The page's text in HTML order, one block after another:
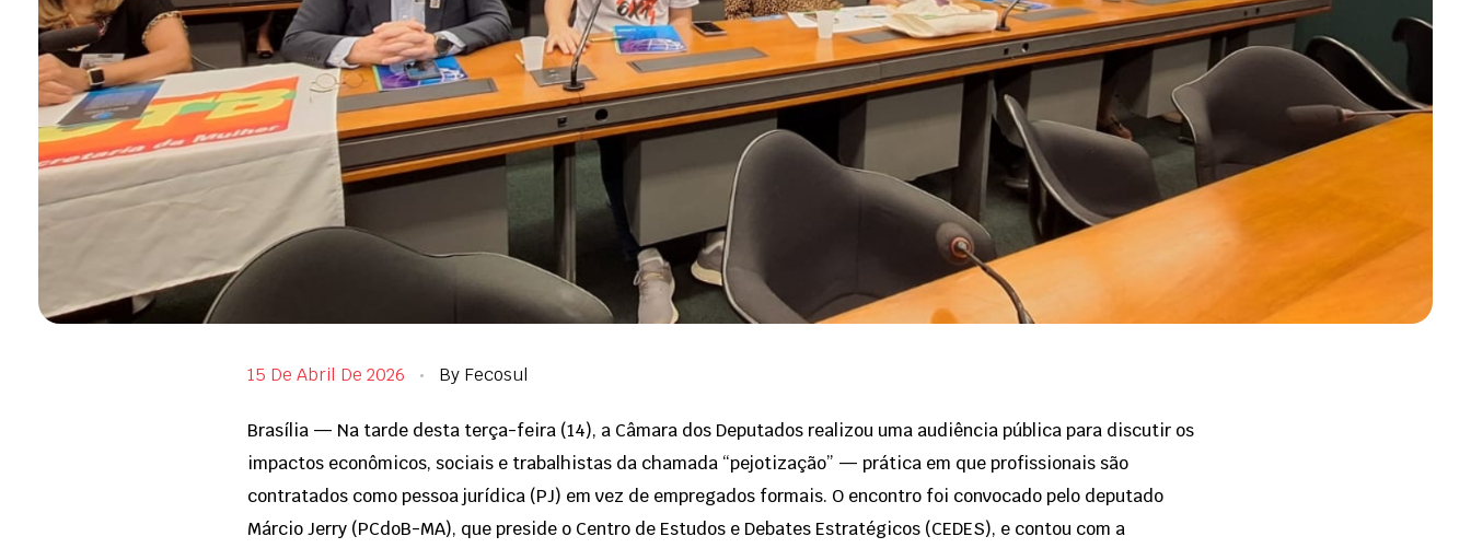
15 De Abril De 2026 By Fecosul
Brasília — Na tarde desta terça-feira (14), a Câmara dos Deputados realizou uma audiência pública para discutir os
impactos econômicos, sociais e trabalhistas da chamada “pejotização” — prática em que profissionais são
contratados como pessoa jurídica (PJ) em vez de empregados formais. O encontro foi convocado pelo deputado
Márcio Jerry (PCdoB-MA), que preside o Centro de Estudos e Debates Estratégicos (CEDES), e contou com a